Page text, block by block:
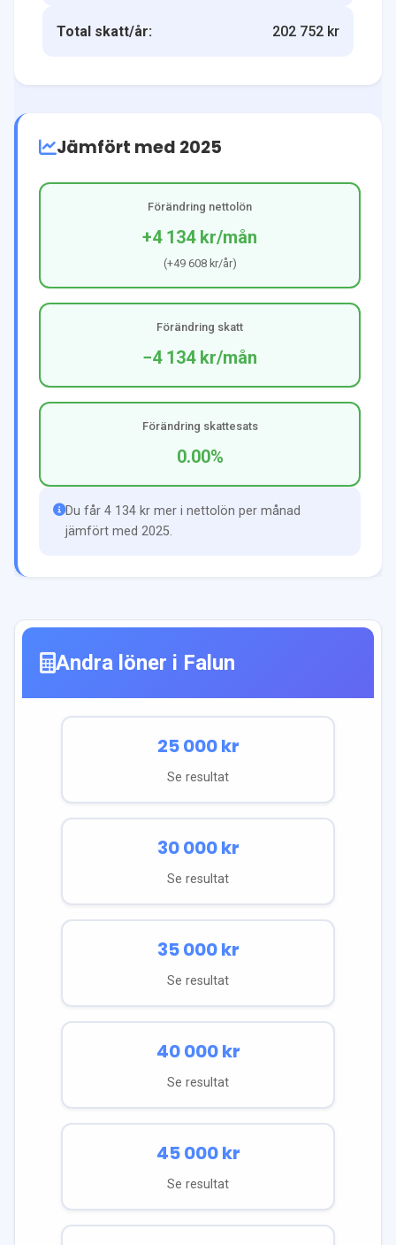
Total skatt/år: 202 752 kr
Jämfört med 2025
Förändring nettolön
+4 134 kr/mån
(+49 608 kr/år)
Förändring skatt
−4 134 kr/mån
Förändring skattesats
0.00%
Du får 4 134 kr mer i nettolön per månad
jämfört med 2025.
Andra löner i Falun
25 000kr
Se resultat
30 000kr
Se resultat
35 000kr
Se resultat
40 000kr
Se resultat
45 000kr
Se resultat